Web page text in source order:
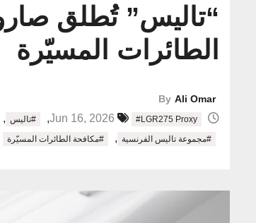
الطائرات المسيّرة
By Ali Omar
#LGR275 Proxy
, #تاليس ,
#مجموعة تاليس الفرنسية , #مكافحة الطائرات المسيّرة